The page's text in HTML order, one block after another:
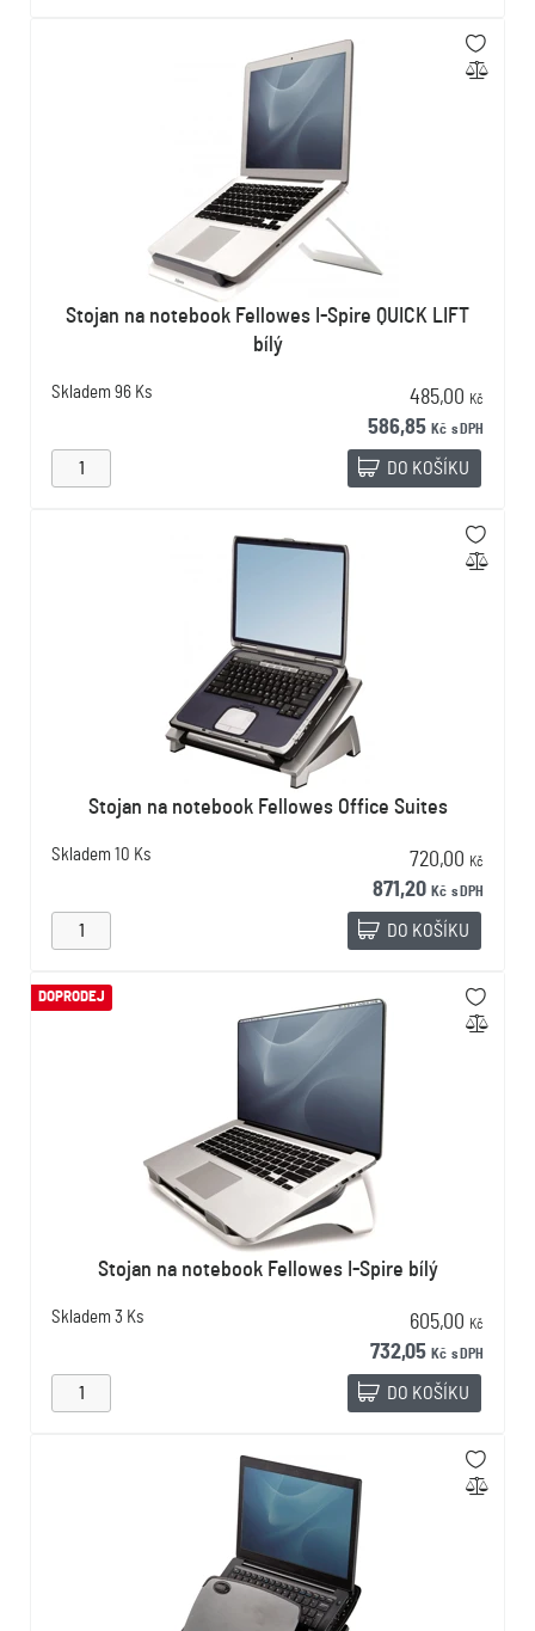
Stojan na notebook Fellowes I-Spire QUICK LIFT
bílý
Skladem 96 Ks 485,00 Kč
586,85 Kč s DPH
DO KOŠÍKU
Stojan na notebook Fellowes Office Suites
Skladem 10 Ks 720,00 Kč
871,20 Kč s DPH
DO KOŠÍKU
DOPRODEJ
Stojan na notebook Fellowes I-Spire bílý
Skladem 3 Ks 605,00 Kč
732,05 Kč s DPH
DO KOŠÍKU